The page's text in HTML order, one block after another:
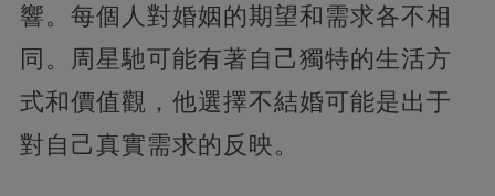
響。每個人對婚姻的期望和需求各不相
同。周星馳可能有著自己獨特的生活方
式和價值觀，他選擇不結婚可能是出于
對自己真實需求的反映。